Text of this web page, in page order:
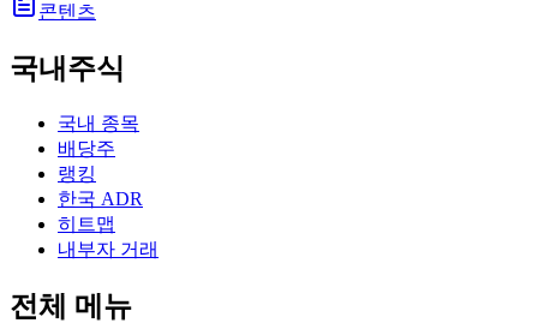
콘텐츠
국내주식
국내 종목
배당주
랭킹
한국 ADR
히트맵
내부자 거래
전체 메뉴